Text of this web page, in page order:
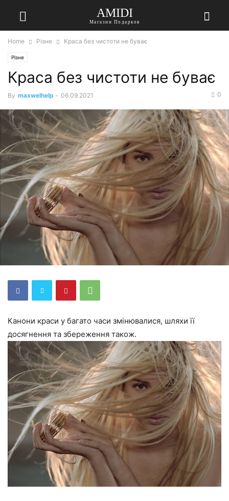
AMIDI
Магазин Подарков
Home Різне Краса без чистоти не буває
Різне
Краса без чистоти не буває
By maxwelhelp - 06.09.2021 0
Канони краси у багато часи змінювалися, шляхи її
досягнення та збереження також.